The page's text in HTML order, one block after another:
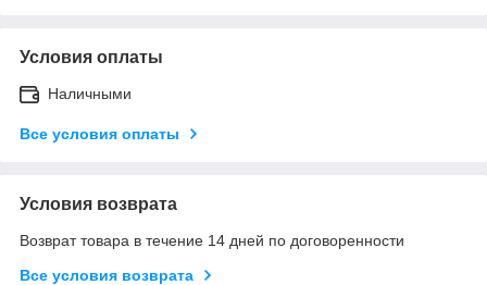
Условия оплаты
Наличными
Все условия оплаты
Условия возврата
Возврат товара в течение 14 дней по договоренности
Все условия возврата